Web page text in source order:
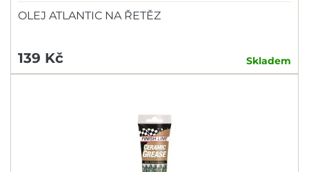
OLEJ ATLANTIC NA ŘETĚZ
139 Kč Skladem